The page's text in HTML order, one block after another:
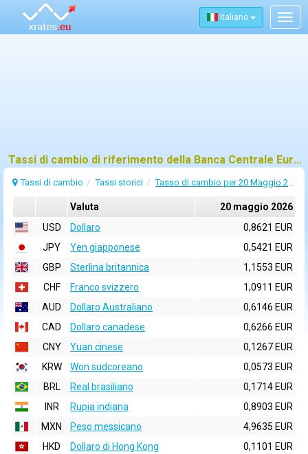
Italiano
Tassi di cambio di riferimento della Banca Centrale Europea (BCE) per 20 maggio 2026
Tassi di cambio Tassi storici Tasso di cambio per 20 Maggio 2026
Valuta
20 maggio 2026
USD
Dollaro
0,8621 EUR
JPY
Yen giapponese
0,5421 EUR
GBP
Sterlina britannica
1,1553 EUR
CHF
Franco svizzero
1,0911 EUR
AUD
Dollaro Australiano
0,6146 EUR
CAD
Dollaro canadese
0,6266 EUR
CNY
Yuan cinese
0,1267 EUR
KRW
Won sudcoreano
0,0573 EUR
BRL
Real brasiliano
0,1714 EUR
INR
Rupia indiana
0,8903 EUR
MXN
Peso messicano
4,9635 EUR
HKD
Dollaro di Hong Kong
0,1101 EUR